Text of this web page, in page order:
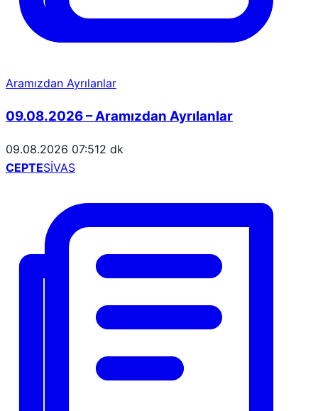
Aramızdan Ayrılanlar
09.08.2026 – Aramızdan Ayrılanlar
09.08.2026 07:512 dk
CEPTESİVAS